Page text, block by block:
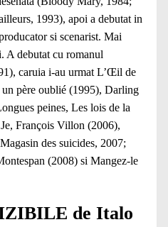
1993), apoi a debutat in
si scenarist. Mai
A debutat cu romanul
caruia i-au urmat L’Œil de
père oublié (1995), Darling
peines, Les lois de la
François Villon (2006),
des suicides, 2007;
(2008) si Mangez-le
de Italo